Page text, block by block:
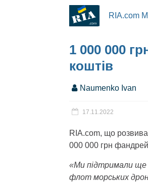
RIA.com
1 000 000
коштів
Naumenko Ivan
17.11.2022
RIA.com, що
000 000 грн
«Ми підтримали ще
флот морських